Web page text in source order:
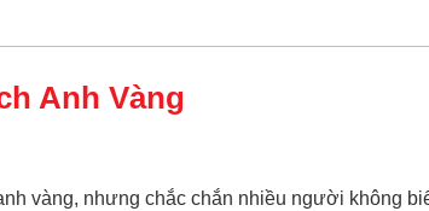
Anh Vàng
vàng, nhưng chắc chắn nhiều người không